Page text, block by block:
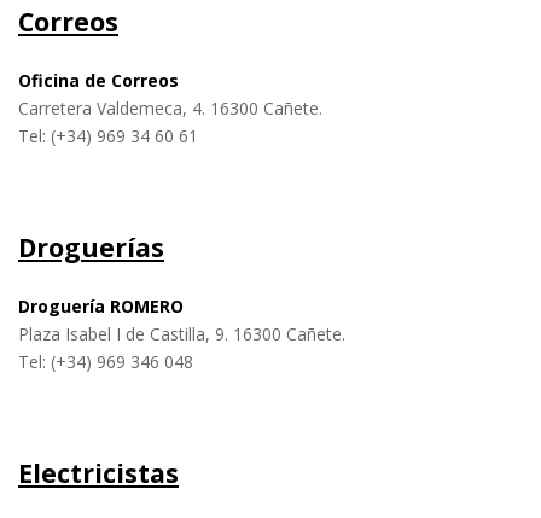
Correos
Oficina de Correos
Carretera Valdemeca, 4. 16300 Cañete.
Tel: (+34) 969 34 60 61
Droguerías
Droguería ROMERO
Plaza Isabel I de Castilla, 9. 16300 Cañete.
Tel: (+34) 969 346 048
Electricistas